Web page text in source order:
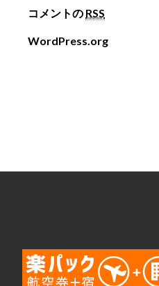
コメントの RSS
WordPress.org